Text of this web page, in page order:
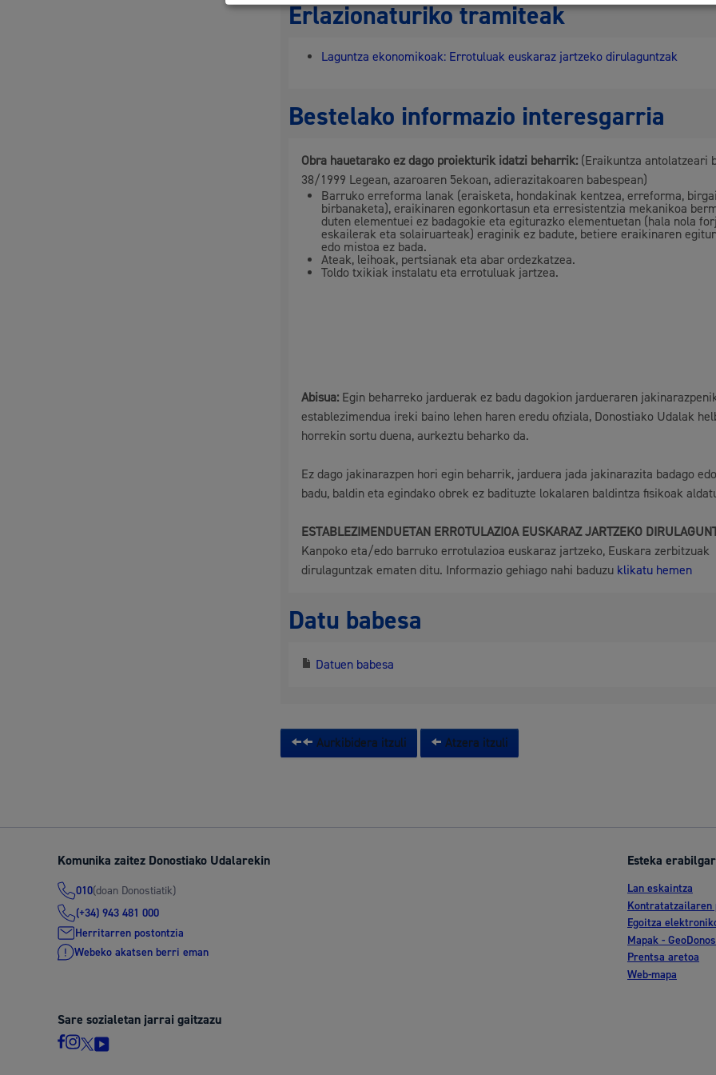
Erlazionaturiko tramiteak
Laguntza ekonomikoak: Errotuluak euskaraz jartzeko dirulaguntzak
Bestelako informazio interesgarria
Obra hauetarako ez dago proiekturik idatzi beharrik: (Eraikuntza antolatzeari
38/1999 Legean, azaroaren 5ekoan, adierazitakoaren babespean)
Barruko erreforma lanak (eraisketa, hondakinak kentzea, erreforma,
birbanaketa), eraikinaren egonkortasun eta erresistentzia mekanikoa
duten elementuei ez badagokie eta egiturazko elementuetan (hala nola
eskailerak eta solairuarteak) eraginik ez badute, betiere eraikinaren
edo mistoa ez bada.
Ateak, leihoak, pertsianak eta abar ordezkatzea.
Toldo txikiak instalatu eta errotuluak jartzea.
Abisua: Egin beharreko jarduerak ez badu dagokion jardueraren
establezimendua ireki baino lehen haren eredu ofiziala, Donostiako Udalak
horrekin sortu duena, aurkeztu beharko da.
Ez dago jakinarazpen hori egin beharrik, jarduera jada jakinarazita badago
badu, baldin eta egindako obrek ez badituzte lokalaren baldintza fisikoak
ESTABLEZIMENDUETAN ERROTULAZIOA EUSKARAZ JARTZEKO
Kanpoko eta/edo barruko errotulazioa euskaraz jartzeko, Euskara zerbitzuak
dirulaguntzak ematen ditu. Informazio gehiago nahi baduzu klikatu hemen
Datu babesa
Datuen babesa
Aurkibidera itzuli Atzera itzuli
Komunika zaitez Donostiako Udalarekin
010(doan Donostiatik)
(+34) 943 481 000
Herritarren postontzia
Webeko akatsen berri eman
Esteka
Lan eskaintza
Kontratatzailaren
Egoitza
Mapak -
Prentsa aretoa
Web-mapa
Sare sozialetan jarrai gaitzazu